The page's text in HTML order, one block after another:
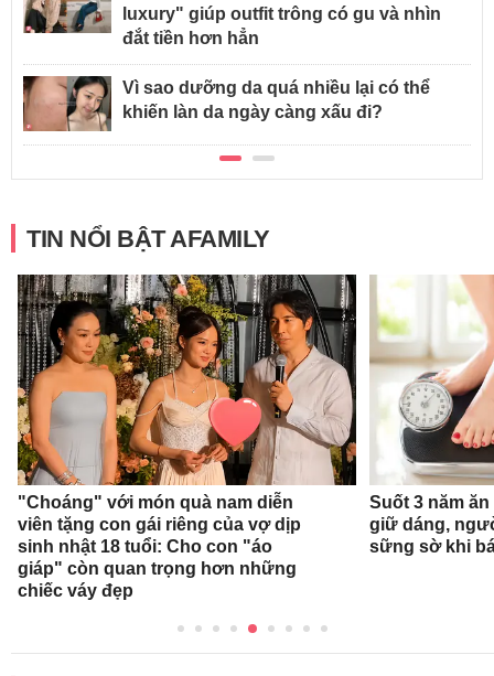
luxury" giúp outfit trông có gu và nhìn
đắt tiền hơn hẳn
Vì sao dưỡng da quá nhiều lại có thể
khiến làn da ngày càng xấu đi?
TIN NỔI BẬT AFAMILY
"Choáng" với món quà nam diễn
viên tặng con gái riêng của vợ dịp
sinh nhật 18 tuổi: Cho con "áo
giáp" còn quan trọng hơn những
chiếc váy đẹp
Suốt 3 năm
giữ dáng,
sững sờ khi